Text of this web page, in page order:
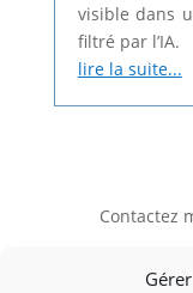
visible dans
filtré par l’IA.
lire la suite...
Contactez